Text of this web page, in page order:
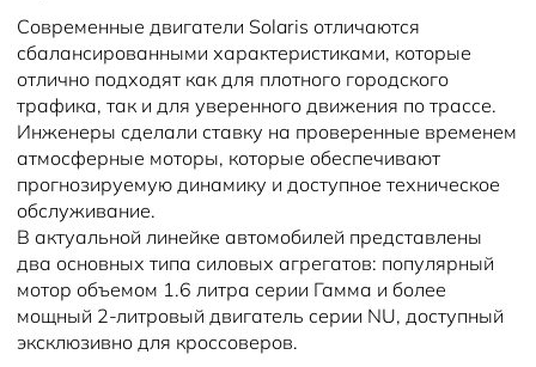
Современные двигатели Solaris отличаются
сбалансированными характеристиками, которые
отлично подходят как для плотного городского
трафика, так и для уверенного движения по трассе.
Инженеры сделали ставку на проверенные временем
атмосферные моторы, которые обеспечивают
прогнозируемую динамику и доступное техническое
обслуживание.
В актуальной линейке автомобилей представлены
два основных типа силовых агрегатов: популярный
мотор объемом 1.6 литра серии Гамма и более
мощный 2-литровый двигатель серии NU, доступный
эксклюзивно для кроссоверов.